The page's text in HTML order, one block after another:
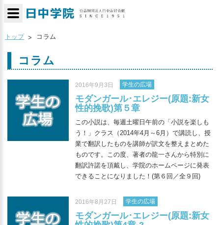
トップ コラム
コラム
2016年9月3日 学生の広場
モダンガール･エレジー(原題:新女
性的挽歌)第５章
この小説は、毎週土曜日午前の「小説を楽しも
う！」クラス（2014年4月～6月）で講読し、授
業で翻訳したものを講師が訳文を整えまとめた
ものです。この度、著者の龍一さんから特別に
翻訳許諾を頂戴し、学院のホームページに発表
できることになりました！(第６回／全９回)
2016年8月27日 学生の広場
モダンガール･エレジー(原題:新女